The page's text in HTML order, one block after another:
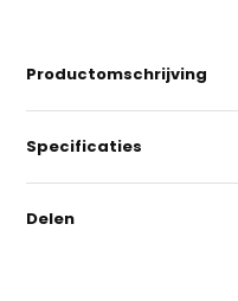
Productomschrijving
Specificaties
Delen